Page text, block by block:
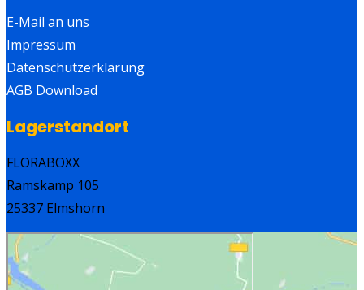
E-Mail an uns
Impressum
Datenschutzerklärung
AGB Download
Lagerstandort
FLORABOXX
Ramskamp 105
25337 Elmshorn